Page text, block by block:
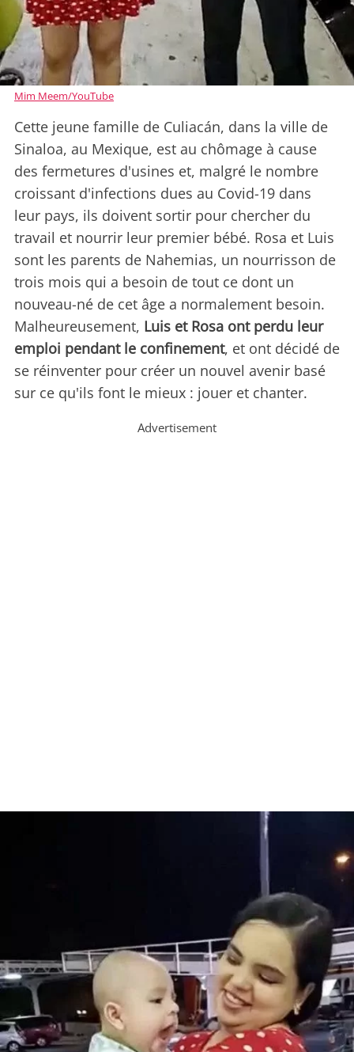
Mim Meem/YouTube
Cette jeune famille de Culiacán, dans la ville de
Sinaloa, au Mexique, est au chômage à cause
des fermetures d'usines et, malgré le nombre
croissant d'infections dues au Covid-19 dans
leur pays, ils doivent sortir pour chercher du
travail et nourrir leur premier bébé. Rosa et Luis
sont les parents de Nahemias, un nourrisson de
trois mois qui a besoin de tout ce dont un
nouveau-né de cet âge a normalement besoin.
Malheureusement, Luis et Rosa ont perdu leur
emploi pendant le confinement, et ont décidé de
se réinventer pour créer un nouvel avenir basé
sur ce qu'ils font le mieux : jouer et chanter.
Advertisement